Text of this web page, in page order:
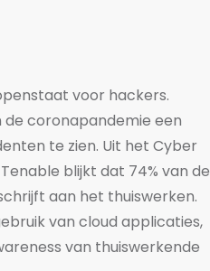
voor hackers.
de coronapandemie een
te zien. Uit het Cyber
Tenable blijkt dat 74% van de
aan het thuiswerken.
van cloud applicaties,
van thuiswerkende